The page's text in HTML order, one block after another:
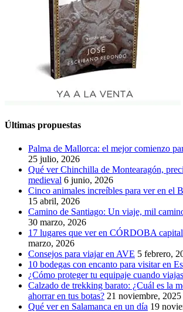
Últimas propuestas
Palma de Mallorca: el mejor comienzo
25 julio, 2026
Qué ver Chinchilla de Montearagón,
medieval 6 junio, 2026
Cinco animales increíbles para ver en el
15 abril, 2026
Camino de Santiago: Un viaje, mil
30 marzo, 2026
17 lugares que ver en CÓRDOBA
marzo, 2026
Consejos para viajar en AVE 5 febrero,
10 bodegas con encanto para visitar en
¿Cómo proteger tu equipaje cuando
Calzado de trekking barato: ¿Cuál es la
ahorrar en tus botas? 21 noviembre, 2025
Qué ver en Salamanca en un día 19